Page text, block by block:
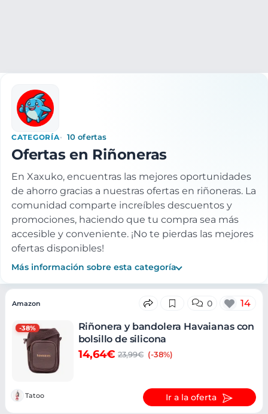
CATEGORÍA 10 ofertas
Ofertas en Riñoneras
En Xaxuko, encuentras las mejores oportunidades
de ahorro gracias a nuestras ofertas en riñoneras. La
comunidad comparte increíbles descuentos y
promociones, haciendo que tu compra sea más
accesible y conveniente. ¡No te pierdas las mejores
ofertas disponibles!
Más información sobre esta categoría
Ofertas
-38%
Amazon 0 14
Riñonera y bandolera Havaianas con
bolsillo de silicona
14,64€ 23,99€ (-38%)
Tatoo Ir a la oferta